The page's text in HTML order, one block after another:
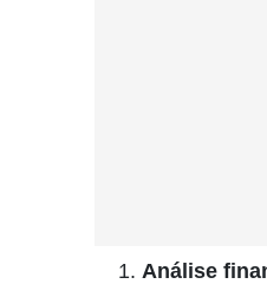
Análise